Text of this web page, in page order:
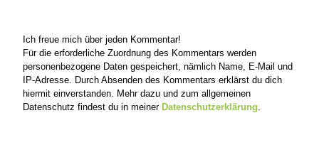
Ich freue mich über jeden Kommentar!
Für die erforderliche Zuordnung des Kommentars werden
personenbezogene Daten gespeichert, nämlich Name, E-Mail und
IP-Adresse. Durch Absenden des Kommentars erklärst du dich
hiermit einverstanden. Mehr dazu und zum allgemeinen
Datenschutz findest du in meiner Datenschutzerklärung.